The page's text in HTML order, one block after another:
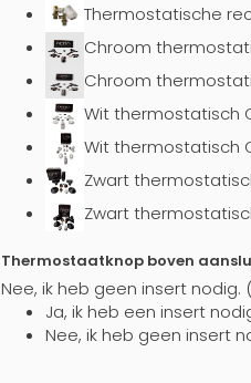
Thermostatische
Chroom
Chroom
Wit thermostatisch
Wit thermostatisch
Zwart
Zwart
Thermostaatknop boven
Nee, ik heb geen insert nodig.
Ja, ik heb een insert
Nee, ik heb geen insert